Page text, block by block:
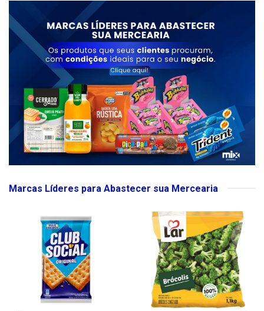
Marcas Líderes para Abastecer sua Mercearia